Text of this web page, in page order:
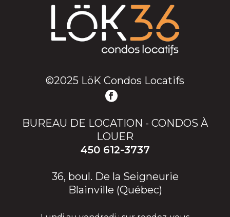
©2025 LöK Condos Locatifs
BUREAU DE LOCATION - CONDOS À
LOUER
450 612-3737
36, boul. De la Seigneurie
Blainville (Québec)